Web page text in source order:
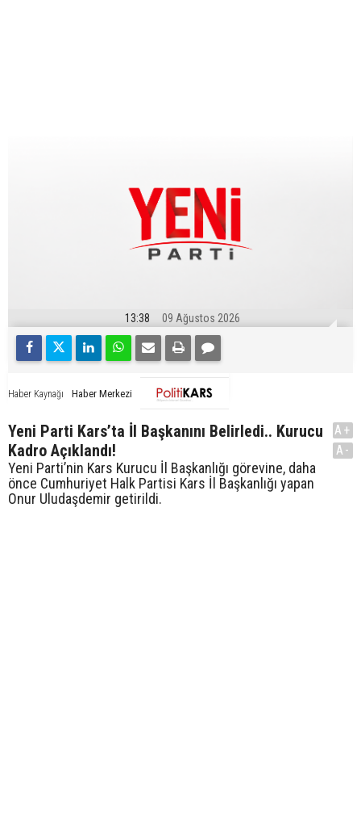
13:38 09 Ağustos 2026
Haber Kaynağı Haber Merkezi
Yeni Parti Kars’ta İl Başkanını Belirledi.. Kurucu
Kadro Açıklandı!
Yeni Parti’nin Kars Kurucu İl Başkanlığı görevine, daha
önce Cumhuriyet Halk Partisi Kars İl Başkanlığı yapan
Onur Uludaşdemir getirildi.
A+
A-